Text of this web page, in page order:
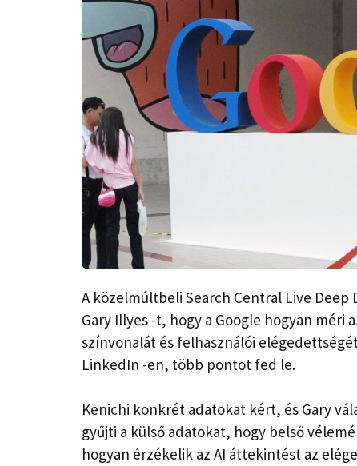
A közelmúltbeli Search Central Live Deep
Gary Illyes -t, hogy a Google hogyan méri
színvonalát és felhasználói
LinkedIn -en, több pontot fed le.
Kenichi konkrét adatokat kért, és Gary
gyűjti a külső adatokat, hogy belső
hogyan érzékelik az AI áttekintést az